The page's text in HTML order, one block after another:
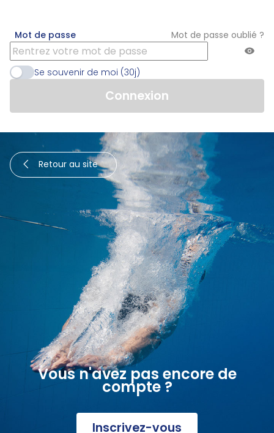
Retour au site
Vous n'avez pas encore de
compte ?
Inscrivez-vous
Mot de passe Mot de passe oublié ?
Se souvenir de moi (30j)